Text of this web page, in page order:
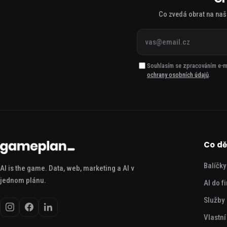
Co zvedá obrat na
Váš
Souhlasím se zpracováním
ochrany osobních údajů
AI is the game. Data, web, marketing a AI v
jednom plánu.
Co
Balíčky
AI do
Služby